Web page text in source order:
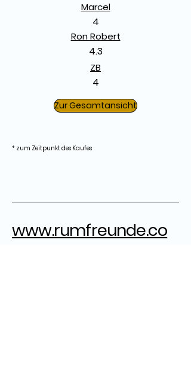
Marcel
4
Ron Robert
4.3
ZB
4
Zur Gesamtansicht
* zum Zeitpunkt des Kaufes
www.rumfreunde.co